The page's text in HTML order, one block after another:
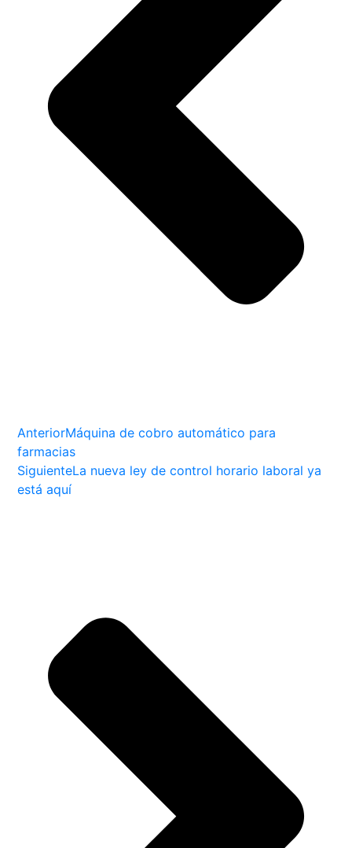
AnteriorMáquina de cobro automático para
farmacias
SiguienteLa nueva ley de control horario laboral ya
está aquí